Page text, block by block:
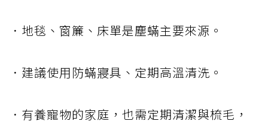
．地毯、窗簾、床單是塵蟎主要來源。
．建議使用防蟎寢具、定期高溫清洗。
．有養寵物的家庭，也需定期清潔與梳毛，